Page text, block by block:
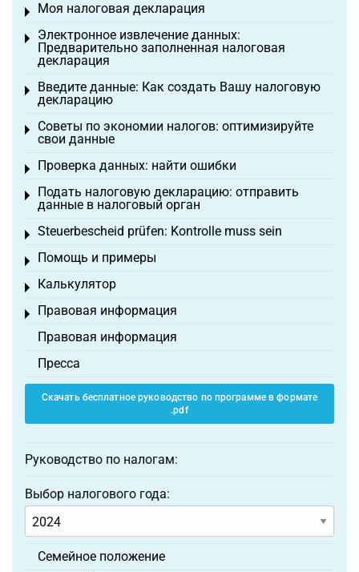
Моя налоговая декларация
Toggle menu
Электронное извлечение данных:
Предварительно заполненная налоговая
декларация
Toggle menu
Введите данные: Как создать Вашу налоговую
декларацию
Toggle menu
Советы по экономии налогов: оптимизируйте
свои данные
Toggle menu
Проверка данных: найти ошибки
Toggle menu
Подать налоговую декларацию: отправить
данные в налоговый орган
Toggle menu
Steuerbescheid prüfen: Kontrolle muss sein
Toggle menu
Помощь и примеры
Toggle menu
Калькулятор
Toggle menu
Правовая информация
Toggle menu
Правовая информация
Пресса
Скачать бесплатное руководство по программе в формате
.pdf
Руководство по налогам:
Выбор налогового года:
Семейное положение